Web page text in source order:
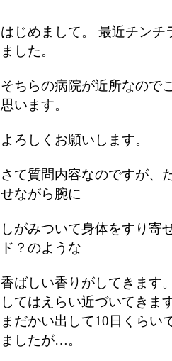
はじめまして。 最近チン
ました。
そちらの病院が近所なので
思います。
よろしくお願いします。
さて質問内容なのですが、
せながら腕に
しがみついて身体をすり寄
ド？のような
香ばしい香りがしてきます
してはえらい近づいてきま
まだかい出して10日くらい
ましたが…。